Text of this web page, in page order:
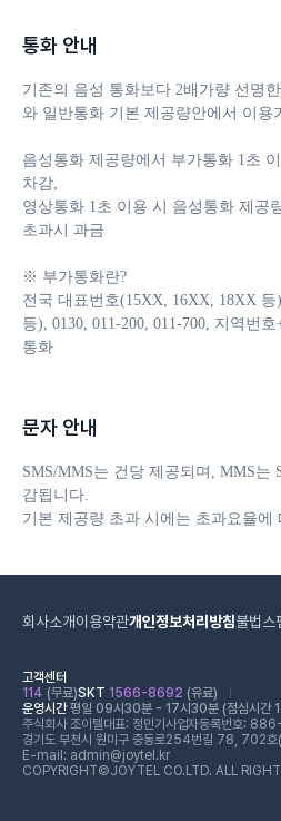
통화 안내
기존의 음성 통화보다 2배가량 선명
와 일반통화 기본 제공량안에서 이용
음성통화 제공량에서 부가통화 1초
차감,
영상통화 1초 이용 시 음성통화 제공
초과시 과금
※ 부가통화란?
전국 대표번호(15XX, 16XX, 18XX
등), 0130, 011-200, 011-700, 지역번
통화
문자 안내
SMS/MMS는 건당 제공되며, MMS는
감됩니다.
기본 제공량 초과 시에는 초과요율에
회사소개이용약관개인정보처리방침불법스
고객센터
114 (무료)SKT 1566-8692 (유료)
운영시간평일 09시30분 - 17시30분 (점심시간
주식회사 조이텔대표: 정민기 사업자등록번호:
경기도 부천시 원미구 중동로254번길 78, 702호
E-mail: admin@joytel.kr
COPYRIGHT©JOYTEL CO.LTD. ALL